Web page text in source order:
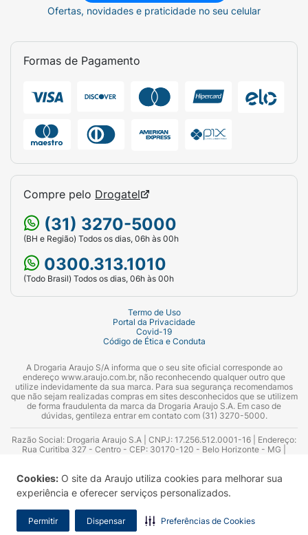
Cookies: O site da Araujo utiliza cookies para melhorar sua
experiência e oferecer serviços personalizados.
Permitir Dispensar Preferências de Cookies
Ofertas, novidades e praticidade no seu celular
Formas de Pagamento
Compre pelo Drogatel
(31) 3270-5000
(BH e Região) Todos os dias, 06h às 00h
0300.313.1010
(Todo Brasil) Todos os dias, 06h às 00h
Termo de Uso
Portal da Privacidade
Covid-19
Código de Ética e Conduta
A Drogaria Araujo S/A informa que o seu site oficial corresponde ao
endereço www.araujo.com.br, não reconhecendo qualquer outro que
utilize indevidamente da sua marca. Para sua segurança recomendamos
que não sejam realizadas compras em sites desconhecidos que se utilizem
de forma fraudulenta da marca da Drogaria Araujo S.A. Em caso de
dúvidas, gentileza entrar em contato com (31) 3270-5000.
Razão Social: Drogaria Araujo S.A | CNPJ: 17.256.512.0001-16 | Endereço:
Rua Curitiba 327 - Centro - CEP: 30170-120 - Belo Horizonte - MG |
Azevedo Guimarães – CRF 10.965 | Yasmin Silva Alvarenga – CRF 52.584 -
Consultor substituto: Thiago Aguiar Pinheiro - CRF Nº 13.748. Alvará
Sanitário: 2025020713 | Autorização de Funcionamento da Empresa (AFE):